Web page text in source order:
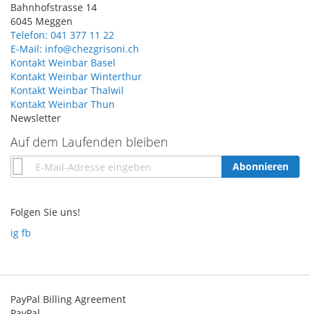
Bahnhofstrasse 14
6045 Meggen
Telefon: 041 377 11 22
E-Mail: info@chezgrisoni.ch
Kontakt Weinbar Basel
Kontakt Weinbar Winterthur
Kontakt Weinbar Thalwil
Kontakt Weinbar Thun
Newsletter
Auf dem Laufenden bleiben
Annmeldung
zum
Abonnieren
Folgen Sie uns!
ig fb
PayPal Billing Agreement